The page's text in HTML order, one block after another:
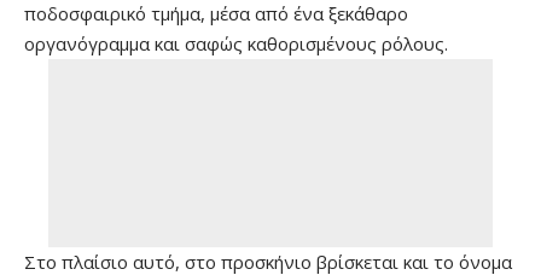
ποδοσφαιρικό τμήμα, μέσα από ένα ξεκάθαρο
οργανόγραμμα και σαφώς καθορισμένους ρόλους.
Στο πλαίσιο αυτό, στο προσκήνιο βρίσκεται και το όνομα